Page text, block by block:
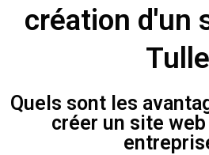
création d'un
Tulle
Quels sont les
créer un site